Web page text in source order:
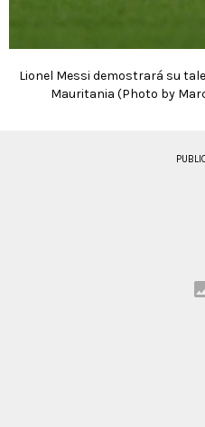
Lionel Messi demostrará su
Mauritania (Photo by